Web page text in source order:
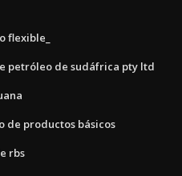
flexible_
petróleo de sudáfrica pty ltd
de productos básicos
rbs